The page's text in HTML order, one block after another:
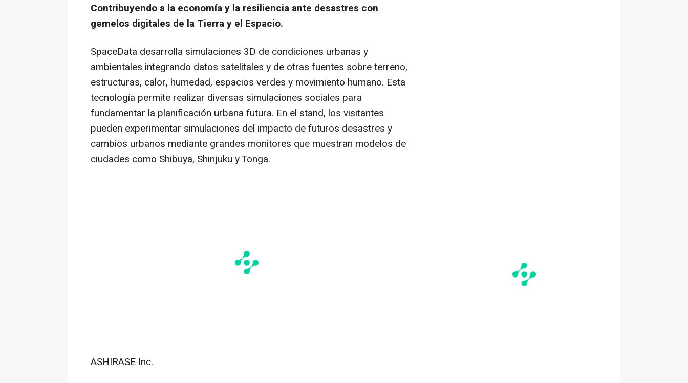
Contribuyendo a la economía y la resiliencia ante desastres con
gemelos digitales de la Tierra y el Espacio.
SpaceData desarrolla simulaciones 3D de condiciones urbanas y
ambientales integrando datos satelitales y de otras fuentes sobre terreno,
estructuras, calor, humedad, espacios verdes y movimiento humano. Esta
tecnología permite realizar diversas simulaciones sociales para
fundamentar la planificación urbana futura. En el stand, los visitantes
pueden experimentar simulaciones del impacto de futuros desastres y
cambios urbanos mediante grandes monitores que muestran modelos de
ciudades como Shibuya, Shinjuku yTonga.
ASHIRASE Inc.